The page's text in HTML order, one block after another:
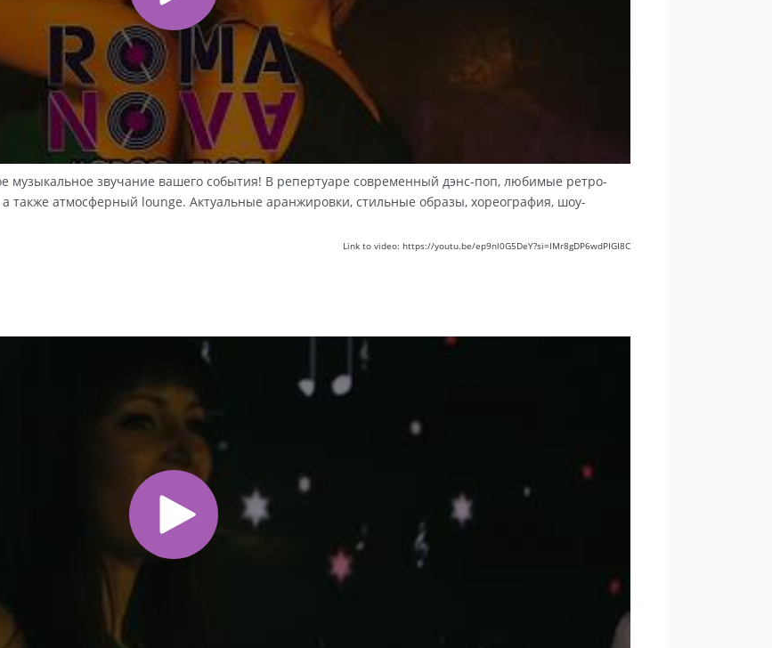
музыкальное звучание вашего события! В репертуаре современный дэнс-поп, любимые ретро-
также атмосферный lounge. Актуальные аранжировки, стильные образы, хореография, шоу-
Link to video: https://youtu.be/ep9nl0G5DeY?si=IMr8gDP6wdPIGI8C